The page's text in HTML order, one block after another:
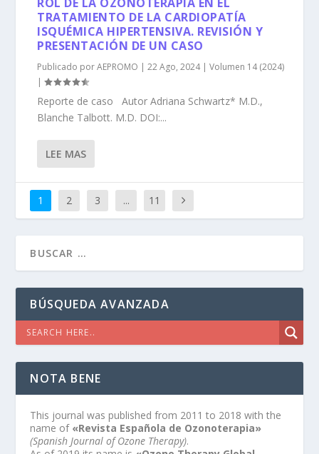
TRATAMIENTO DE LA CARDIOPATÍA
ISQUÉMICA HIPERTENSIVA. REVISIÓN Y
PRESENTACIÓN DE UN CASO
Publicado porAEPROMO |22 Ago, 2024|Volumen 14 (2024)
|
Reporte de caso Autor Adriana Schwartz* M.D.,
Blanche Talbott. M.D. DOI:...
LEE MAS
1 2 3 ... 11
BÚSQUEDA AVANZADA
NOTA BENE
This journal was published from 2011 to 2018 with the
name of «Revista Española de Ozonoterapia»
(Spanish Journal of Ozone Therapy).